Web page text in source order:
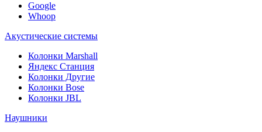
Google
Whoop
Акустические системы
Колонки Marshall
Яндекс Станция
Колонки Другие
Колонки Bose
Колонки JBL
Наушники